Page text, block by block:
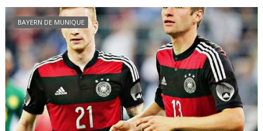
BAYERN DE MUNIQUE